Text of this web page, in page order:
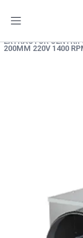
EXTRACTOR
200MM 220V 1400